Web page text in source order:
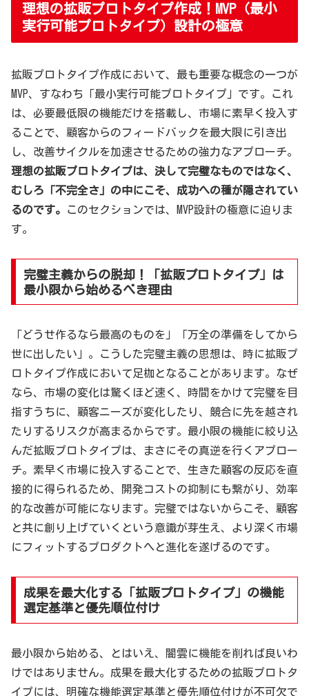
理想の拡販プロトタイプ作成！MVP（最小
実行可能プロトタイプ）設計の極意
拡販プロトタイプ作成において、最も重要な概念の一つが
MVP、すなわち「最小実行可能プロトタイプ」です。これ
は、必要最低限の機能だけを搭載し、市場に素早く投入す
ることで、顧客からのフィードバックを最大限に引き出
し、改善サイクルを加速させるための強力なアプローチ。
理想の拡販プロトタイプは、決して完璧なものではなく、
むしろ「不完全さ」の中にこそ、成功への種が隠されてい
るのです。
このセクションでは、MVP設計の極意に迫りま
す。
完璧主義からの脱却！「拡販プロトタイプ」は
最小限から始めるべき理由
「どうせ作るなら最高のものを」「万全の準備をしてから
世に出したい」。こうした完璧主義の思想は、時に拡販プ
ロトタイプ作成において足枷となることがあります。なぜ
なら、市場の変化は驚くほど速く、時間をかけて完璧を目
指すうちに、顧客ニーズが変化したり、競合に先を越され
たりするリスクが高まるからです。最小限の機能に絞り込
んだ拡販プロトタイプは、まさにその真逆を行くアプロー
チ。素早く市場に投入することで、生きた顧客の反応を直
接的に得られるため、開発コストの抑制にも繋がり、効率
的な改善が可能になります。完璧ではないからこそ、顧客
と共に創り上げていくという意識が芽生え、より深く市場
にフィットするプロダクトへと進化を遂げるのです。
成果を最大化する「拡販プロトタイプ」の機能
選定基準と優先順位付け
最小限から始める、とはいえ、闇雲に機能を削れば良いわ
けではありません。成果を最大化するための拡販プロトタ
イプには、明確な機能選定基準と優先順位付けが不可欠で